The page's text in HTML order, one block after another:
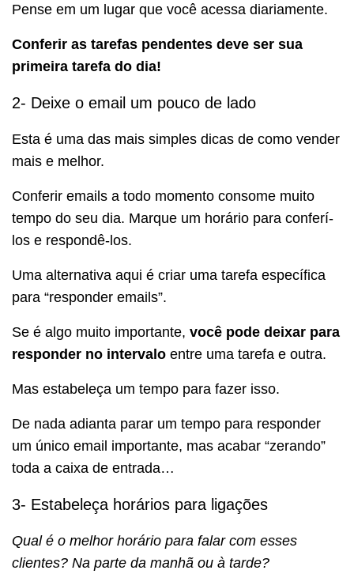
Pense em um lugar que você acessa diariamente.
Conferir as tarefas pendentes deve ser sua
primeira tarefa do dia!
2- Deixe o email um pouco de lado
Esta é uma das mais simples dicas de como vender
mais e melhor.
Conferir emails a todo momento consome muito
tempo do seu dia. Marque um horário para conferí-
los e respondê-los.
Uma alternativa aqui é criar uma tarefa específica
para “responder emails”.
Se é algo muito importante, você pode deixar para
responder no intervalo entre uma tarefa e outra.
Mas estabeleça um tempo para fazer isso.
De nada adianta parar um tempo para responder
um único email importante, mas acabar “zerando”
toda a caixa de entrada…
3- Estabeleça horários para ligações
Qual é o melhor horário para falar com esses
clientes? Na parte da manhã ou à tarde?